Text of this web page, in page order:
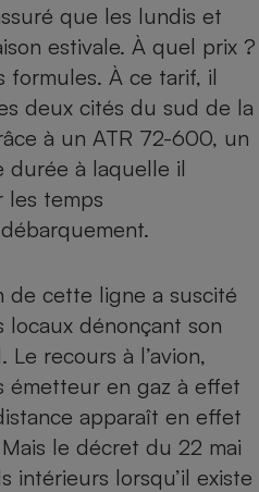
que les lundis et
estivale. À quel prix ?
formules. À ce tarif, il
deux cités du sud de la
à un ATR 72-600, un
durée à laquelle il
les temps
de cette ligne a suscité
locaux dénonçant son
recours à l’avion,
émetteur en gaz à effet
apparaît en effet
le décret du 22 mai
intérieurs lorsqu’il existe
Plaque de cuisson à
induction
Climatiseur -
Ventilateur
Téléphone mobile -
Smartphone
Antivirus
Radiateur électrique
Climatiseur -
Ventilateur